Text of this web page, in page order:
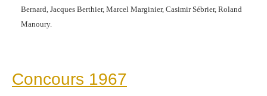
Bernard, Jacques Berthier, Marcel Marginier, Casimir Sébrier, Roland
Manoury.
Concours 1967